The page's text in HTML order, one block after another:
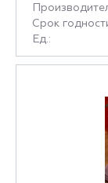
Срок
Ед.: